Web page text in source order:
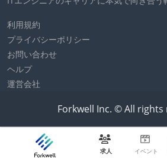
求人 イベント
利用規約
プライバシーポリシー
お問い合わせ
ヘルプ
運営会社
Forkwell Inc. © All rights